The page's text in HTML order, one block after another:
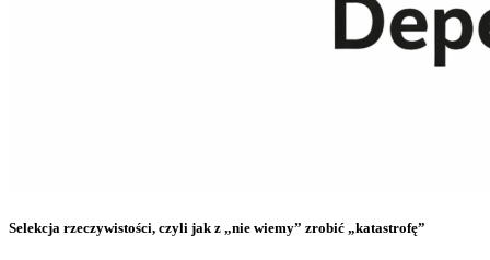
Selekcja rzeczywistości, czyli jak z „nie wiemy” zrobić „katastrofę”